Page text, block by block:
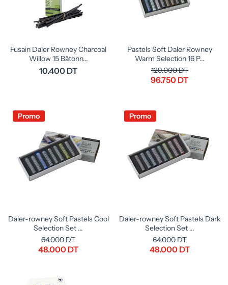
Fusain Daler Rowney Charcoal
Willow 15 Bâtonn...
10.400 DT
Pastels Soft Daler Rowney
Warm Selection 16 P...
129.000 DT
96.750 DT
Promo
Daler-rowney Soft Pastels Cool
Selection Set ...
64.000 DT
48.000 DT
Promo
Daler-rowney Soft Pastels Dark
Selection Set ...
64.000 DT
48.000 DT